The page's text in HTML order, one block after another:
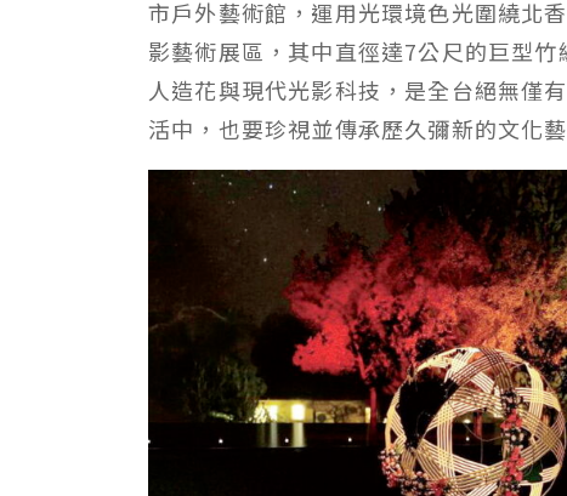
市戶外藝術館，運用光環境色光圍繞北
影藝術展區，其中直徑達7公尺的巨型
人造花與現代光影科技，是全台絕無僅
活中，也要珍視並傳承歷久彌新的文化藝